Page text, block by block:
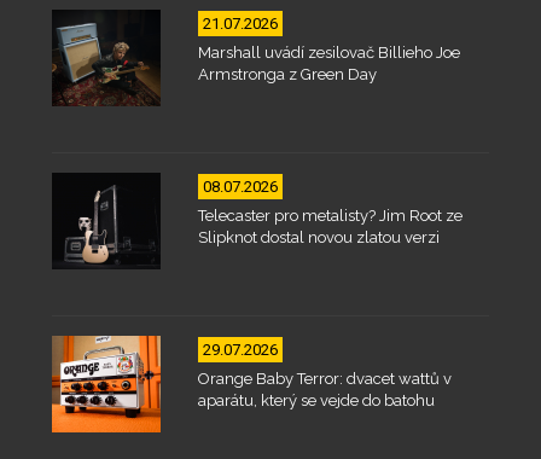
21.07.2026
Marshall uvádí zesilovač Billieho Joe
Armstronga z Green Day
08.07.2026
Telecaster pro metalisty? Jim Root ze
Slipknot dostal novou zlatou verzi
29.07.2026
Orange Baby Terror: dvacet wattů v
aparátu, který se vejde do batohu